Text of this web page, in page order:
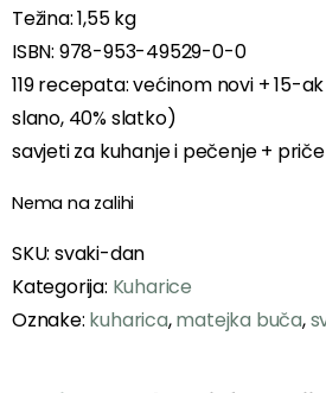
Težina: 1,55 kg
ISBN: 978-953-49529-0-0
119 recepata: većinom novi + 15-
slano, 40% slatko)
savjeti za kuhanje i pečenje +
Nema na zalihi
SKU: svaki-dan
Kategorija: Kuharice
Oznake: kuharica,matejka buča,